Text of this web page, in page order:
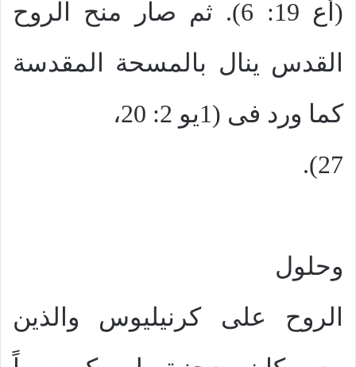
(أع 19: 6). ثم صار منح الروح
القدس ينال بالمسحة المقدسة
كما ورد فى (1يو 2: 20،
27).
وحلول
الروح على كرنيليوس والذين